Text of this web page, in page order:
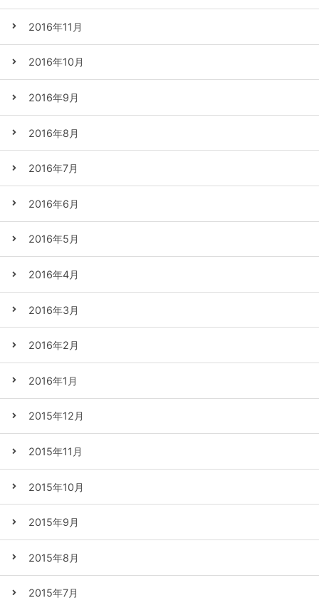
2016年11月
2016年10月
2016年9月
2016年8月
2016年7月
2016年6月
2016年5月
2016年4月
2016年3月
2016年2月
2016年1月
2015年12月
2015年11月
2015年10月
2015年9月
2015年8月
2015年7月